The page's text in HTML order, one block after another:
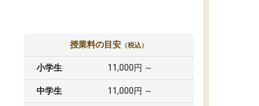
授業料の目安 （税込）
小学生 11,000円 ～
中学生 11,000円 ～